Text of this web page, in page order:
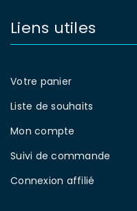
Liens utiles
Votre panier
Liste de souhaits
Mon compte
Suivi de commande
Connexion affilié